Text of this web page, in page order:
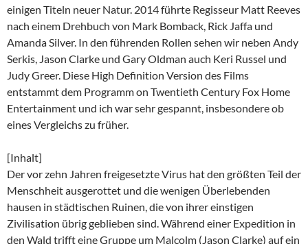
einigen Titeln neuer Natur. 2014 führte Regisseur Matt Reeves
nach einem Drehbuch von Mark Bomback, Rick Jaffa und
Amanda Silver. In den führenden Rollen sehen wir neben Andy
Serkis, Jason Clarke und Gary Oldman auch Keri Russel und
Judy Greer. Diese High Definition Version des Films
entstammt dem Programm on Twentieth Century Fox Home
Entertainment und ich war sehr gespannt, insbesondere ob
eines Vergleichs zu früher.
[Inhalt]
Der vor zehn Jahren freigesetzte Virus hat den größten Teil der
Menschheit ausgerottet und die wenigen Überlebenden
hausen in städtischen Ruinen, die von ihrer einstigen
Zivilisation übrig geblieben sind. Während einer Expedition in
den Wald trifft eine Gruppe um Malcolm (Jason Clarke) auf ein